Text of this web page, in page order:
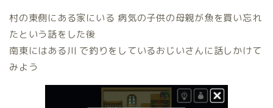
村の東側にある家にいる 病気の子供の母親が魚を買い忘れ
たという話をした後
南東にはある川 で釣りをしているおじいさんに話しかけて
みよう